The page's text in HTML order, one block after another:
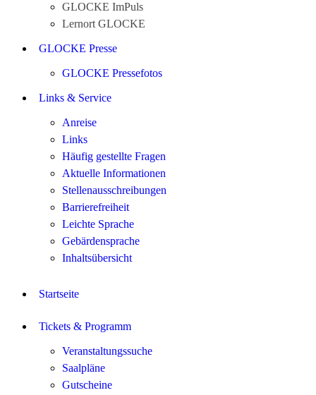
GLOCKE ImPuls
Lernort GLOCKE
GLOCKE Presse
GLOCKE Pressefotos
Links & Service
Anreise
Links
Häufig gestellte Fragen
Aktuelle Informationen
Stellenausschreibungen
Barrierefreiheit
Leichte Sprache
Gebärdensprache
Inhaltsübersicht
Startseite
Tickets & Programm
Veranstaltungssuche
Saalpläne
Gutscheine